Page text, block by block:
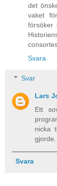
det
vaket
försöker
Svara
Svar
Lars
Ett
nicka
gjorde.
Svara